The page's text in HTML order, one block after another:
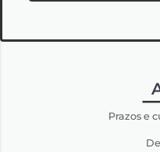
Prazos e